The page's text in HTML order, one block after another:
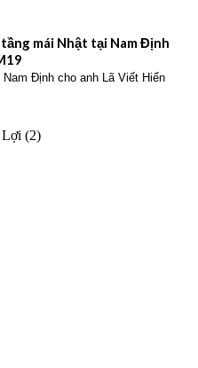
mái Nhật tại Nam Định
Định cho anh Lã Viết Hiển